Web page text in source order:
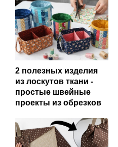
2 полезных изделия
из лоскутов ткани -
простые швейные
проекты из обрезков